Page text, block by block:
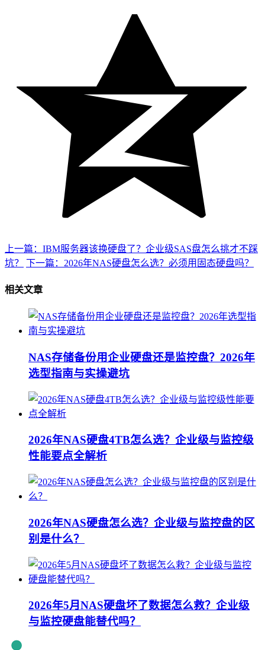
上一篇：IBM服务器该换硬盘了？企业级SAS盘怎么挑才不踩
坑？
下一篇：2026年NAS硬盘怎么选？必须用固态硬盘吗？
相关文章
NAS存储备份用企业硬盘还是监控盘？2026年
选型指南与实操避坑
2026年NAS硬盘4TB怎么选？企业级与监控级
性能要点全解析
2026年NAS硬盘怎么选？企业级与监控盘的区
别是什么？
2026年5月NAS硬盘坏了数据怎么救？企业级
与监控硬盘能替代吗？